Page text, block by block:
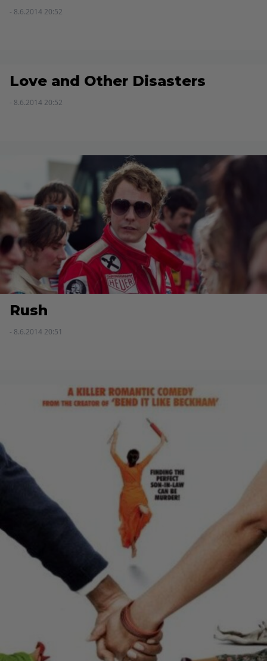
- 8.6.2014 20:52
Love and Other Disasters
- 8.6.2014 20:52
Rush
- 8.6.2014 20:51